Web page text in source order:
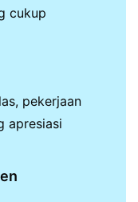
cukup
pekerjaan
apresiasi